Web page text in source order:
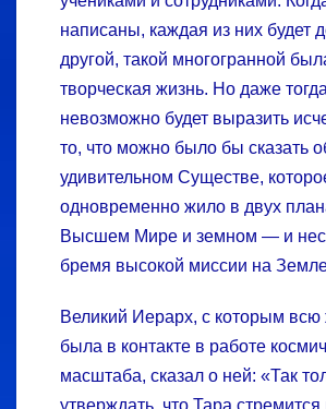
написаны, каждая из них будет
другой, такой многогранной
творческая жизнь. Но даже тогда
невозможно будет выразить
то, что можно было бы сказать
удивительном Существе,
одновременно жило в двух
Высшем Мире и земном — и
бремя высокой миссии на
Великий Иерарх, с которым всю
была в контакте в работе
масштаба, сказал о ней: «Так
утверждать, что Тара стремится